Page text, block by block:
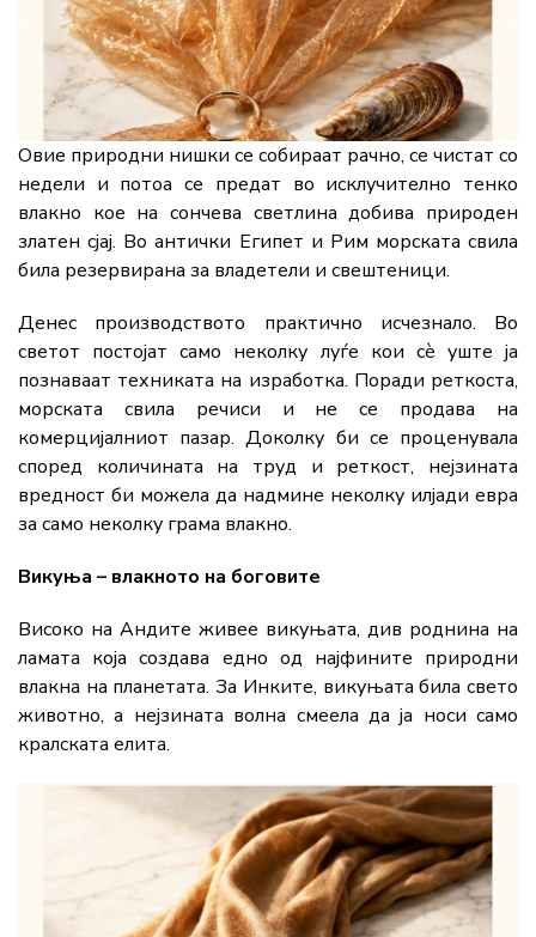
Овие природни нишки се собираат рачно, се чистат со
недели и потоа се предат во исклучително тенко
влакно кое на сончева светлина добива природен
златен сјај. Во антички Египет и Рим морската свила
била резервирана за владетели и свештеници.
Денес производството практично исчезнало. Во
светот постојат само неколку луѓе кои сè уште ја
познаваат техниката на изработка. Поради реткоста,
морската свила речиси и не се продава на
комерцијалниот пазар. Доколку би се проценувала
според количината на труд и реткост, нејзината
вредност би можела да надмине неколку илјади евра
за само неколку грама влакно.
Викуња – влакното на боговите
Високо на Андите живее викуњата, див роднина на
ламата која создава едно од најфините природни
влакна на планетата. За Инките, викуњата била свето
животно, а нејзината волна смеела да ја носи само
кралската елита.